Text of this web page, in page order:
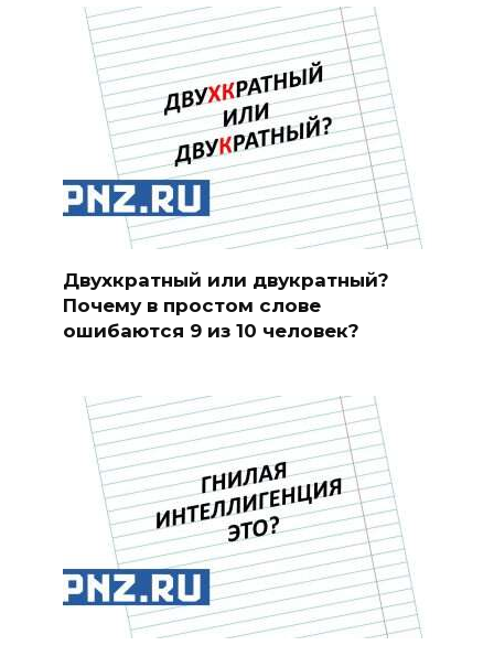
Двухкратный или двукратный?
Почему в простом слове
ошибаются 9 из 10 человек?